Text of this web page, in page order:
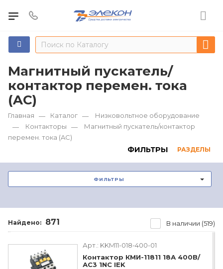
Магнитный пускатель/
контактор перемен. тока
(AC)
Главная — Каталог —
Низковольтное оборудование
—
Контакторы —
Магнитный пускатель/контактор
перемен. тока (AC)
ФИЛЬТРЫ РАЗДЕЛЫ
ФИЛЬТРЫ
Найдено: 871 В наличии (519)
Арт.: KKM11-018-400-01
Контактор КМИ-11811 18А 400В/
АС3 1NC IEK